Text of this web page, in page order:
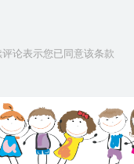
论表示您已同意该条款